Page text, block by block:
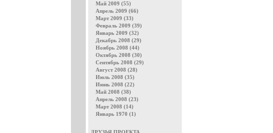
Май 2009 (55)
Апрель 2009 (66)
Март 2009 (33)
Февраль 2009 (39)
Январь 2009 (32)
Декабрь 2008 (29)
Ноябрь 2008 (44)
Октябрь 2008 (30)
Сентябрь 2008 (29)
Август 2008 (28)
Июль 2008 (35)
Июнь 2008 (22)
Май 2008 (38)
Апрель 2008 (23)
Март 2008 (14)
Январь 1970 (1)